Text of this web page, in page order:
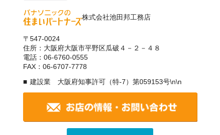
株式会社池田邦工務店
〒547-0024
住所：大阪府大阪市平野区瓜破４－２－４８
電話：06-6760-0555
FAX：06-6707-7778
建設業 大阪府知事許可（特-7）第059153号\n\n